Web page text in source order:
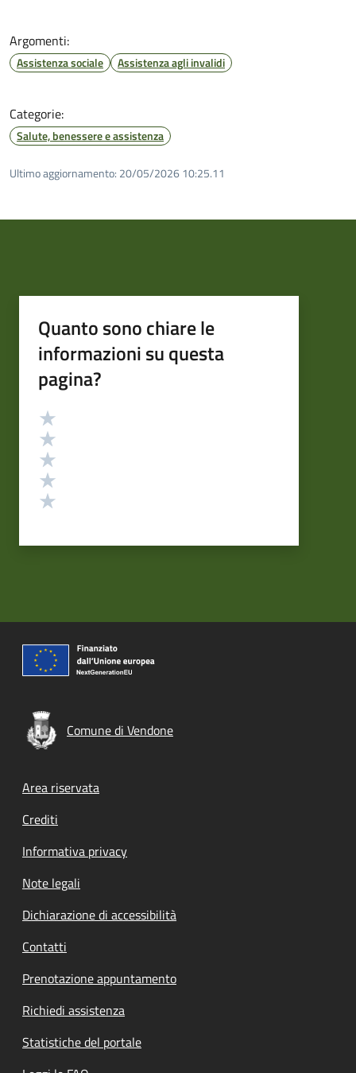
Argomenti:
Assistenza sociale Assistenza agli invalidi
Categorie:
Salute, benessere e assistenza
Ultimo aggiornamento: 20/05/2026 10:25.11
Quanto sono chiare le
informazioni su questa
pagina?
Valutazione
Comune di Vendone
Footer menu
Area riservata
Crediti
Informativa privacy
Note legali
Dichiarazione di accessibilità
Contatti
Prenotazione appuntamento
Richiedi assistenza
Statistiche del portale